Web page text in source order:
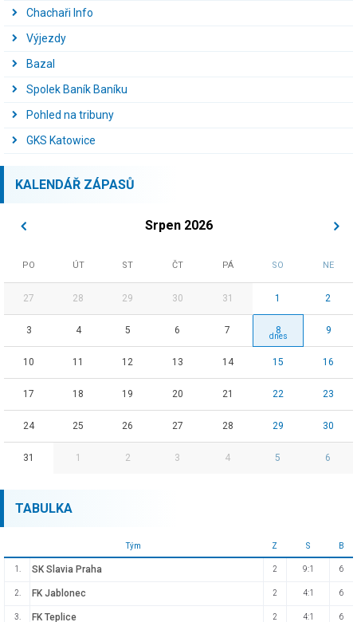
Chachaři Info
Výjezdy
Bazal
Spolek Baník Baníku
Pohled na tribuny
GKS Katowice
KALENDÁŘ ZÁPASŮ
Srpen 2026
PO ÚT ST ČT PÁ SO NE
27 28 29 30 31 1 2
3 4 5 6 7 8 9
10 11 12 13 14 15 16
17 18 19 20 21 22 23
24 25 26 27 28 29 30
31 1 2 3 4 5 6
TABULKA
Tým Z S B
1. SK Slavia Praha 2 9:1 6
2. FK Jablonec 2 4:1 6
3. FK Teplice 2 4:1 6